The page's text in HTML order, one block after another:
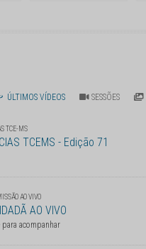
ÚLTIMOS VÍDEOS SESSÕES
TCE-MS
TCEMS - Edição 71
AO VIVO
AO VIVO
acompanhar